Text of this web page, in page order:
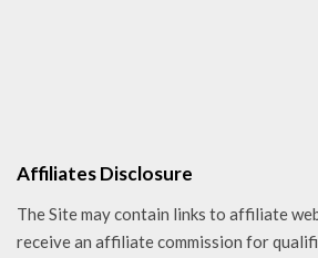
Affiliates Disclosure
The Site may contain links to affiliate
receive an affiliate commission for